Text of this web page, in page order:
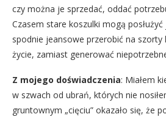
czy można je sprzedać, oddać
Czasem stare koszulki mogą
spodnie jeansowe przerobić na
życie, zamiast generować
Z mojego doświadczenia: Miałem
w szwach od ubrań, których nie
gruntownym „cięciu” okazało się, że